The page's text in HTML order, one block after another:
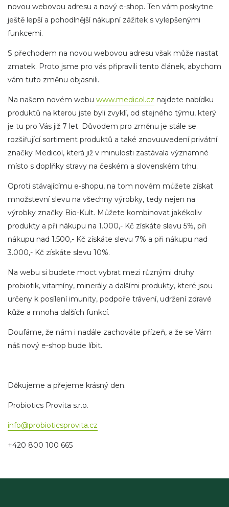
novou webovou adresu a nový e-shop. Ten vám poskytne
ještě lepší a pohodlnější nákupní zážitek s vylepšenými
funkcemi.
S přechodem na novou webovou adresu však může nastat
zmatek. Proto jsme pro vás připravili tento článek, abychom
vám tuto změnu objasnili.
Na našem novém webu www.medicol.cz najdete nabídku
produktů na kterou jste byli zvyklí, od stejného týmu, který
je tu pro Vás již 7 let. Důvodem pro změnu je stále se
rozšiřující sortiment produktů a také znovuuvedení privátní
značky Medicol, která již v minulosti zastávala významné
místo s doplňky stravy na českém a slovenském trhu.
Oproti stávajícímu e-shopu, na tom novém můžete získat
množstevní slevu na všechny výrobky, tedy nejen na
výrobky značky Bio-Kult. Můžete kombinovat jakékoliv
produkty a při nákupu na 1.000,- Kč získáte slevu 5%, při
nákupu nad 1.500,- Kč získáte slevu 7% a při nákupu nad
3.000,- Kč získáte slevu 10%.
Na webu si budete moct vybrat mezi různými druhy
probiotik, vitamíny, minerály a dalšími produkty, které jsou
určeny k posílení imunity, podpoře trávení, udržení zdravé
kůže a mnoha dalších funkcí.
Doufáme, že nám i nadále zachováte přízeň, a že se Vám
náš nový e-shop bude líbit.
Děkujeme a přejeme krásný den.
Probiotics Provita s.r.o.
info@probioticsprovita.cz
+420 800 100 665